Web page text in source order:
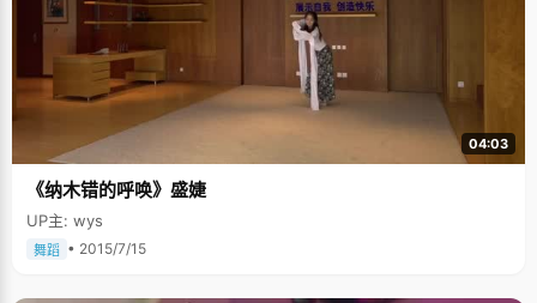
04:03
《纳木错的呼唤》盛婕
UP主: wys
舞蹈 • 2015/7/15